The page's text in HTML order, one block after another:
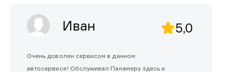
Иван 5,0
Очень доволен сервисом в данном
автосервисе! Обслуживал Панамеру здесь и